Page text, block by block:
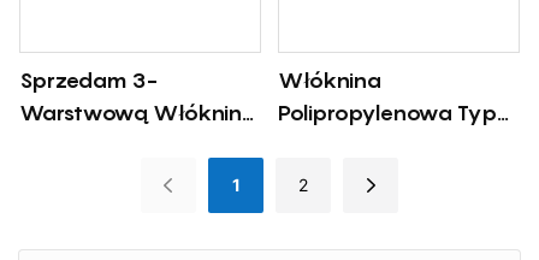
Sprzedam 3-
Warstwową Włókninę
Włóknina
Polipropylenowa Typu
Jednorazowej
1 2